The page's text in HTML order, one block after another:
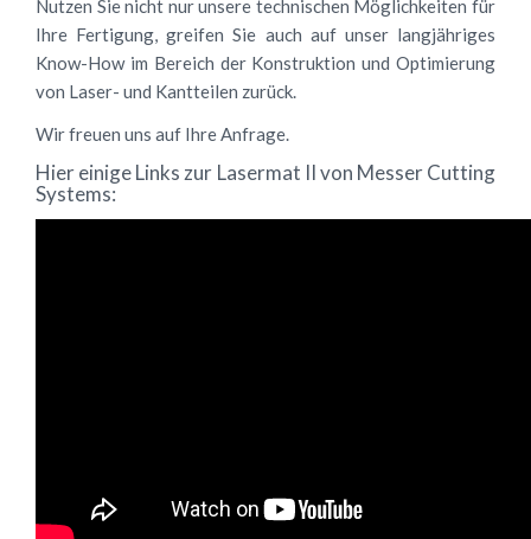
Nutzen Sie nicht nur unsere technischen Möglichkeiten für
Ihre Fertigung, greifen Sie auch auf unser langjähriges
Know-How im Bereich der Konstruktion und Optimierung
von Laser- und Kantteilen zurück.
Wir freuen uns auf Ihre Anfrage.
Hier einige Links zur Lasermat II von Messer Cutting
Systems: